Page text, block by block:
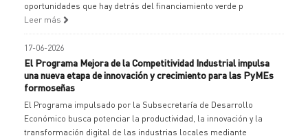
oportunidades que hay detrás del financiamiento verde p
Leer más
17-06-2026
El Programa Mejora de la Competitividad Industrial impulsa
una nueva etapa de innovación y crecimiento para las PyMEs
formoseñas
El Programa impulsado por la Subsecretaría de Desarrollo
Económico busca potenciar la productividad, la innovación y la
transformación digital de las industrias locales mediante